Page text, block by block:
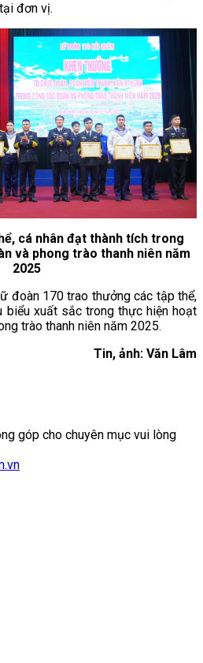
đơn vị.
cá nhân đạt thành tích trong
và phong trào thanh niên năm
2025
đoàn 170 trao thưởng các tập thể,
biểu xuất sắc trong thực hiện hoạt
trào thanh niên năm 2025.
Tin, ảnh: Văn Lâm
góp cho chuyên mục vui lòng